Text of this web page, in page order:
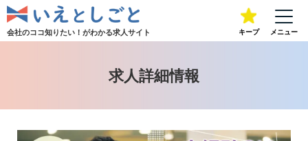
会社のココ知りたい！がわかる求人サイト キープ メニュー
求人詳細情報